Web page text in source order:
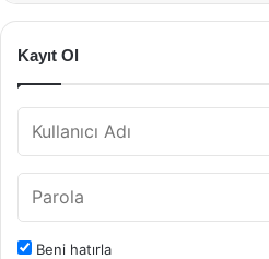
Kayıt Ol
Beni hatırla